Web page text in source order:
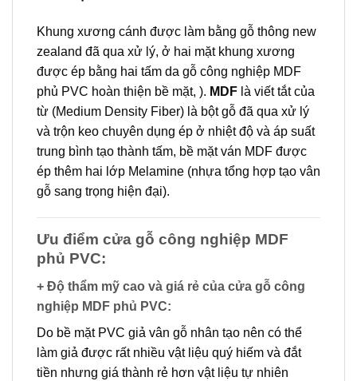
Khung xương cánh được làm bằng gỗ thông new
zealand đã qua xử lý, ở hai mặt khung xương
được ép bằng hai tấm da gỗ công nghiệp MDF
phủ PVC hoàn thiện bề mặt, ). MDF là viết tắt của
từ (Medium Density Fiber) là bột gỗ đã qua xử lý
và trộn keo chuyên dụng ép ở nhiệt độ và áp suất
trung bình tạo thành tấm, bề mặt ván MDF được
ép thêm hai lớp Melamine (nhựa tổng hợp tạo vân
gỗ sang trọng hiện đại).
Ưu điểm cửa gỗ công nghiệp MDF
phủ PVC:
+ Độ thẩm mỹ cao và giá rẻ của cửa gỗ công
nghiệp MDF phủ PVC:
Do bề mặt PVC giả vân gỗ nhân tạo nên có thể
làm giả được rất nhiều vật liệu quý hiếm và đắt
tiền nhưng giá thành rẻ hơn vật liệu tự nhiên